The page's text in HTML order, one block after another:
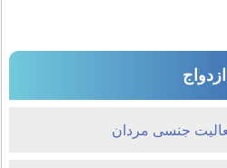
جنسی مردان